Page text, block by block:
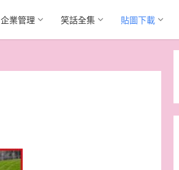
企業管理 笑話全集 貼圖下載